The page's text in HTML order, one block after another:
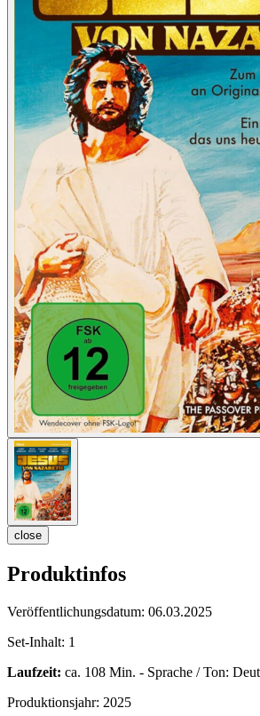
close
Produktinfos
Veröffentlichungsdatum: 06.03.2025
Set-Inhalt: 1
Laufzeit: ca. 108 Min. - Sprache / Ton:
Produktionsjahr: 2025